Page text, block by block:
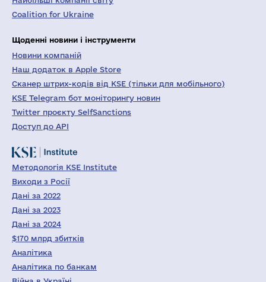
Coalition for Ukraine
Щоденні новини і інструменти
Новини компаній
Наш додаток в Apple Store
Сканер штрих-кодів від KSE (тільки для мобільного)
KSE Telegram бот моніторингу новин
Twitter проєкту SelfSanctions
Доступ до API
Методологія KSE Institute
Виходи з Росії
Дані за 2022
Дані за 2023
Дані за 2024
$170 млрд збитків
Аналітика
Аналітика по банкам